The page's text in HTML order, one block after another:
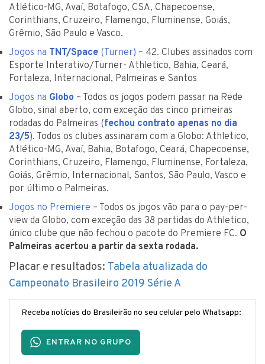
Atlético-MG, Avaí, Botafogo, CSA, Chapecoense,
Corinthians, Cruzeiro, Flamengo, Fluminense, Goiás,
Grêmio, São Paulo e Vasco.
Jogos na TNT/Space (Turner) – 42. Clubes assinados com
Esporte Interativo/Turner- Athletico, Bahia, Ceará,
Fortaleza, Internacional, Palmeiras e Santos
Jogos na Globo – Todos os jogos podem passar na Rede
Globo, sinal aberto, com exceção das cinco primeiras
rodadas do Palmeiras (fechou contrato apenas no dia
23/5). Todos os clubes assinaram com a Globo: Athletico,
Atlético-MG, Avaí, Bahia, Botafogo, Ceará, Chapecoense,
Corinthians, Cruzeiro, Flamengo, Fluminense, Fortaleza,
Goiás, Grêmio, Internacional, Santos, São Paulo, Vasco e
por último o Palmeiras.
Jogos no Premiere – Todos os jogos vão para o pay-per-
view da Globo, com exceção das 38 partidas do Athletico,
único clube que não fechou o pacote do Premiere FC. O
Palmeiras acertou a partir da sexta rodada.
Placar e resultados: Tabela atualizada do
Campeonato Brasileiro 2019 Série A
Receba notícias do Brasileirão no seu celular pelo Whatsapp:
ENTRAR NO GRUPO